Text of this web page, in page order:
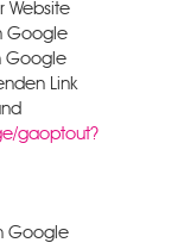
Website
Google
Google
Link
gaoptout?
Google